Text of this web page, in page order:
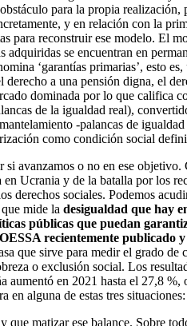
para la propia
y en relación con la
para reconstruir ese modelo. El
adquiridas se encuentran en
‘garantías primarias’, esto
derecho a una pensión digna, el
dominada por lo que califica
de la igualdad real),
-palancas de
como condición social
si avanzamos o no en ese
en Ucrania y de la batalla por los
derechos sociales. Podemos
mide la desigualdad que hay
públicas que puedan
recientemente publicado
que sirve para medir el grado
o exclusión social. Los
aumentó en 2021 hasta el 27,8
en alguna de estas tres
que matizar ese balance. Sobre